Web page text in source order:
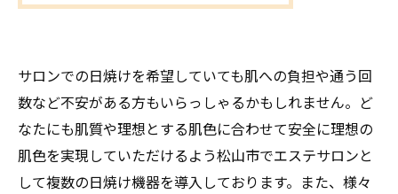
サロンでの日焼けを希望していても肌への負担や通う回
数など不安がある方もいらっしゃるかもしれません。ど
なたにも肌質や理想とする肌色に合わせて安全に理想の
肌色を実現していただけるよう松山市でエステサロンと
して複数の日焼け機器を導入しております。また、様々